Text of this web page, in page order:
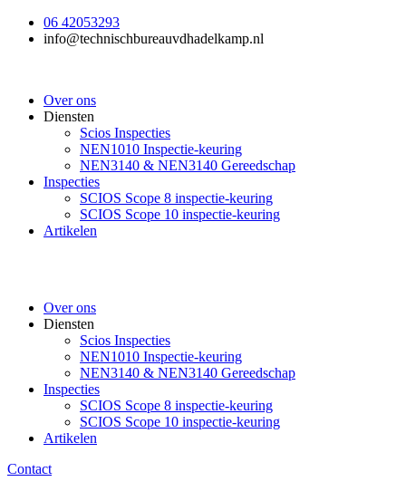
naar
06 42053293
info@technischbureauvdhadelkamp.nl
Over ons
Diensten
Scios Inspecties
NEN1010 Inspectie-keuring
NEN3140 & NEN3140 Gereedschap
Inspecties
SCIOS Scope 8 inspectie-keuring
SCIOS Scope 10 inspectie-keuring
Artikelen
Over ons
Diensten
Scios Inspecties
NEN1010 Inspectie-keuring
NEN3140 & NEN3140 Gereedschap
Inspecties
SCIOS Scope 8 inspectie-keuring
SCIOS Scope 10 inspectie-keuring
Artikelen
Contact